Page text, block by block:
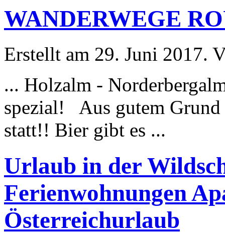
WANDERWEGE
Erstellt am 29. Juni 2017.
... Holzalm -
spezial! Aus gutem
statt!! Bier gibt es ...
Urlaub in der
Ferienwohnungen
Österreichurlaub